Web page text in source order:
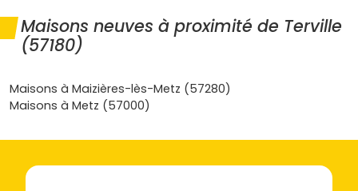
maîtrisées,frais de notaire réduits (environ2 à 3
%) et garanties ( décennale
C'est rassurant, surtout pour un premier achat.
Les types d'appartements neufs à
Terville et ce qu'ils offrent
Les promoteurs proposent différentes typologies pour
Maisons neuves à proximité de Terville
(57180)
Maisons à Maizières-lès-Metz (57280)
Maisons à Metz (57000)